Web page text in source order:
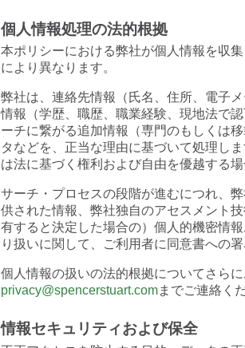
個人情報処理の法的根拠
本ポリシーにおける弊社が個人情報を収
により異なります。
弊社は、連絡先情報（氏名、住所、電子
情報（学歴、職歴、職業経験、現地法で
ーチに繋がる追加情報（専門のもしくは
タなどを、正当な理由に基づいて処理し
は法に基づく権利および自由を優越する
サーチ・プロセスの段階が進むにつれ、
供された情報、弊社独自のアセスメント
有すると決定した場合の）個人的機密情
り扱いに関して、ご利用者に同意書への
個人情報の扱いの法的根拠についてさら
privacy@spencerstuart.comまでご連絡く
情報セキュリティおよび保全